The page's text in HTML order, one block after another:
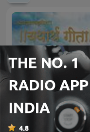
Bhagavad Gita Hindi